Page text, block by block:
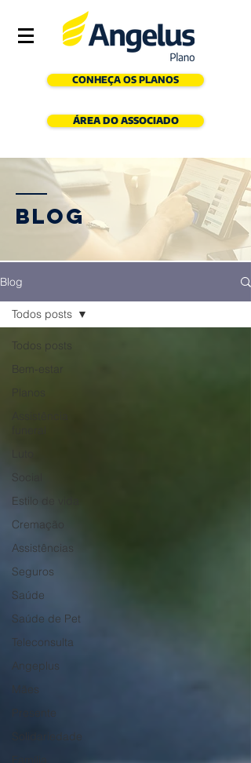
CONHEÇA OS PLANOS
ÁREA DO ASSOCIADO
Blog
Blog
Todos posts
Bem-estar
Social
Estilo de vida
Cremação
Assistências
Seguros
Saúde
Saúde de Pet
Teleconsulta
Angeplus
Mães
Presente
Solidariedade
Todos posts